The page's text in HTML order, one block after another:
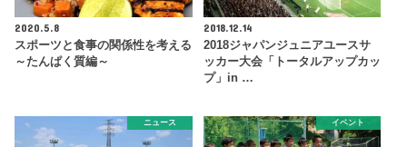
2020.5.8
スポーツと食事の関係性を考える
～たんぱく質編～
2018.12.14
2018ジャパンジュニアユースサ
ッカー大会「トータルアップカッ
プ」in …
ニュース イベント